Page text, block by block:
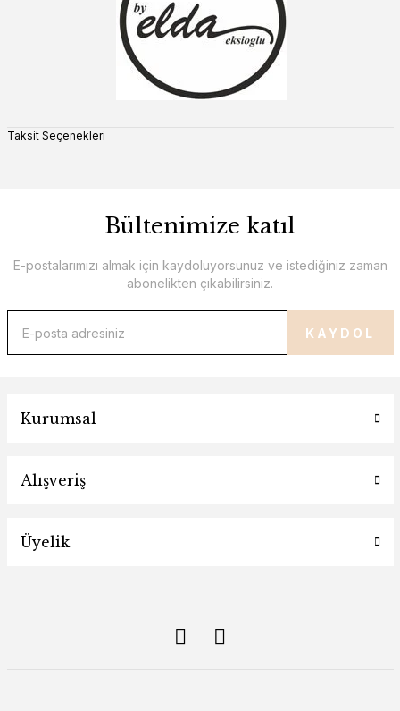
Taksit Seçenekleri
Bültenimize katıl
E-postalarımızı almak için kaydoluyorsunuz ve istediğiniz zaman
abonelikten çıkabilirsiniz.
KAYDOL
Kurumsal
Alışveriş
Üyelik